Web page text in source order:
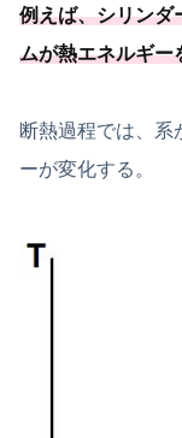
例えば、シリンダ
ムが熱エネルギー
断熱過程では、系
ーが変化する。